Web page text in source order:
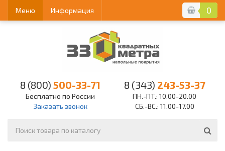
0
Меню Информация
8 (800) 500-33-71
Бесплатно по России
Заказать звонок
8 (343) 243-53-37
ПН.-ПТ.: 10.00-20.00
СБ.-ВС.: 11.00-17.00